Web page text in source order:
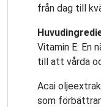
från dag till
Vitamin E: En
till att vårda
Acai
som